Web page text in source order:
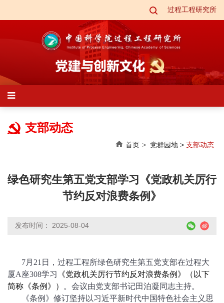
过程工程研究所
支部动态
首页 党群园地 > 支部动态
绿色研究生第五党支部学习《党政机关厉行
节约反对浪费条例》
发布时间： 2025-08-04
7月21日，过程工程所绿色研究生第五党支部在过程大
厦A座308学习
《党政机关厉行节约反对浪费条例》（以下
简称《条例》）
。会议由党支部书记田泊凝同志主持。
《条例》修订坚持以习近平新时代中国特色社会主义思